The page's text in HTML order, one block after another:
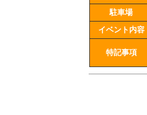
駐車場
イベント内容
特記事項